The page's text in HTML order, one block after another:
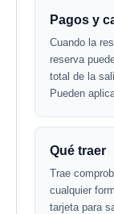
Pagos y
Cuando la
reserva
total de la
Pueden
Qué traer
Trae
cualquier
tarjeta para